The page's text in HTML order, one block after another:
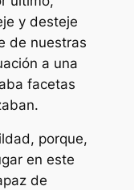
y desteje
de nuestras
a una
facetas
porque,
en este
de